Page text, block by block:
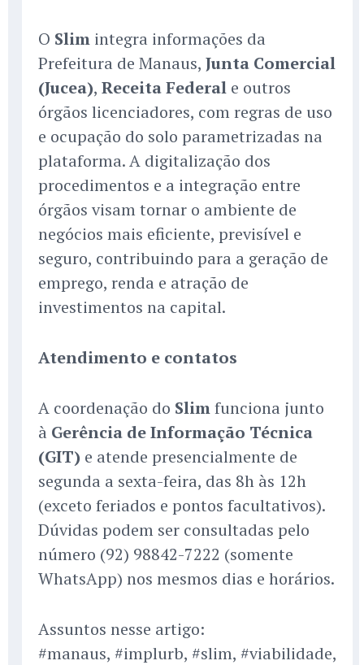
O Slim integra informações da
Prefeitura de Manaus, Junta Comercial
(Jucea), Receita Federal e outros
órgãos licenciadores, com regras de uso
e ocupação do solo parametrizadas na
plataforma. A digitalização dos
procedimentos e a integração entre
órgãos visam tornar o ambiente de
negócios mais eficiente, previsível e
seguro, contribuindo para a geração de
emprego, renda e atração de
investimentos na capital.
Atendimento e contatos
A coordenação do Slimfunciona junto
à Gerência de Informação Técnica
(GIT) e atende presencialmente de
segunda a sexta-feira, das 8h às 12h
(exceto feriados e pontos facultativos).
Dúvidas podem ser consultadas pelo
número (92) 98842-7222 (somente
WhatsApp) nos mesmos dias e horários.
Assuntos nesse artigo:
#manaus, #implurb, #slim, #viabilidade,